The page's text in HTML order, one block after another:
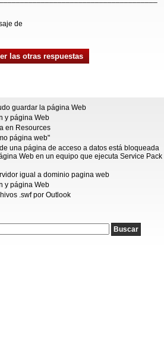
de
las otras respuestas
guardar la página Web
y página Web
en Resources
página web"
una página de acceso a datos está bloqueada
Web en un equipo que ejecuta Service Pack
igual a dominio pagina web
y página Web
.swf por Outlook